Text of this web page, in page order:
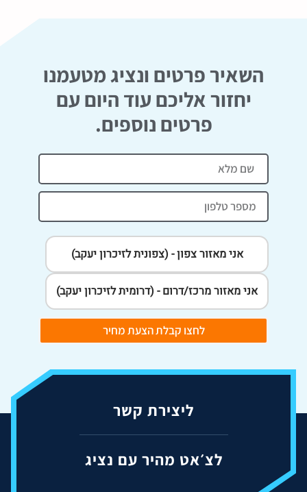
השאיר פרטים ונציג מטעמנו
יחזור אליכם עוד היום עם
פרטים נוספים.
אני מאזור צפון - (צפונית לזיכרון יעקב)
אני מאזור מרכז/דרום - (דרומית לזיכרון יעקב)
לחצו קבלת הצעת מחיר
ליצירת קשר
לצ׳אט מהיר עם נציג